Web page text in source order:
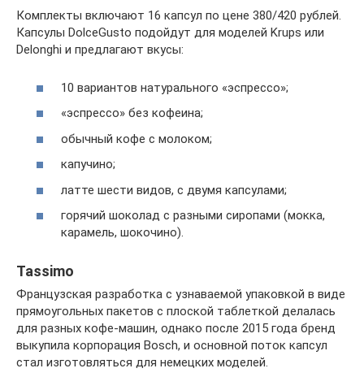
Комплекты включают 16 капсул по цене 380/420 рублей.
Капсулы DolceGusto подойдут для моделей Krups или
Delonghi и предлагают вкусы:
10 вариантов натурального «эспрессо»;
«эспрессо» без кофеина;
обычный кофе с молоком;
капучино;
латте шести видов, с двумя капсулами;
горячий шоколад с разными сиропами (мокка,
карамель, шокочино).
Tassimo
Французская разработка с узнаваемой упаковкой в виде
прямоугольных пакетов с плоской таблеткой делалась
для разных кофе-машин, однако после 2015 года бренд
выкупила корпорация Bosch, и основной поток капсул
стал изготовляться для немецких моделей.